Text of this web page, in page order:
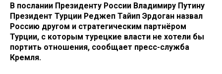
В послании Президенту России Владимиру Путину
Президент Турции Реджеп Тайип Эрдоган назвал
Россию другом и стратегическим партнёром
Турции, с которым турецкие власти не хотели бы
портить отношения, сообщает пресс-служба
Кремля.